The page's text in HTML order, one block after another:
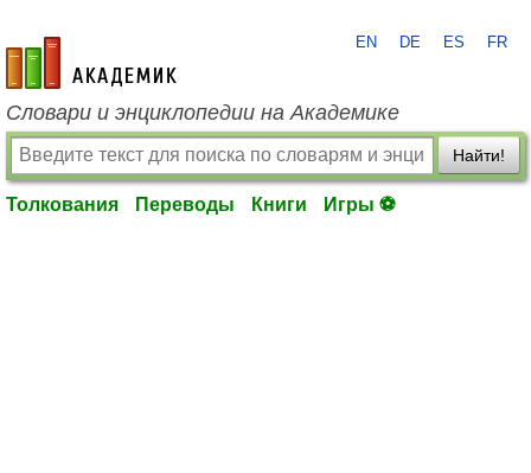
academic.ru
EN DE ES FR
Словари и энциклопедии на Академике
Найти!
Толкования Переводы Книги Игры ⚽